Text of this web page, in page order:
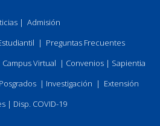
| Admisión
| Preguntas Frecuentes
Campus Virtual | Convenios| Sapientia
Posgrados| Investigación | Extensión
| Disp. COVID-19